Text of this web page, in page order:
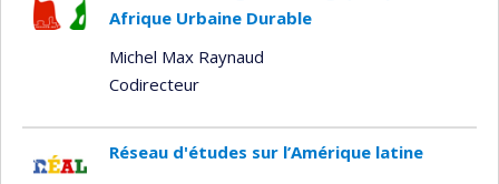
Afrique Urbaine Durable
Michel Max Raynaud
Codirecteur
Réseau d'études sur l’Amérique latine